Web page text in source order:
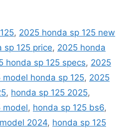
, 2025 honda sp 125 new
sp 125 price, 2025 honda
honda sp 125 specs, 2025
model honda sp 125, 2025
, honda sp 125 2025,
model, honda sp 125 bs6,
2024, honda sp 125